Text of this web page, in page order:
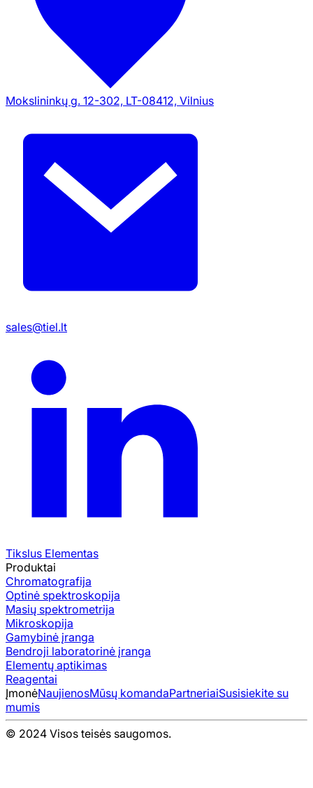
Mokslininkų g. 12-302, LT-08412, Vilnius
sales@tiel.lt
Tikslus Elementas
Produktai
Chromatografija
Optinė spektroskopija
Masių spektrometrija
Mikroskopija
Gamybinė įranga
Bendroji laboratorinė įranga
Elementų aptikimas
Reagentai
ĮmonėNaujienosMūsų komandaPartneriaiSusisiekite su
mumis
© 2024 Visos teisės saugomos.